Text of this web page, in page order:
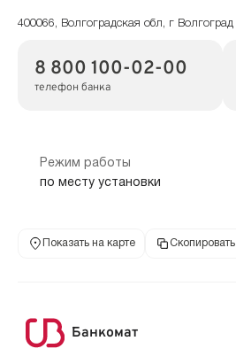
400066, Волгоградская обл, г Волгоград
8 800 100-02-00
телефон банка
Режим работы
по месту установки
Показать на карте
Банкомат